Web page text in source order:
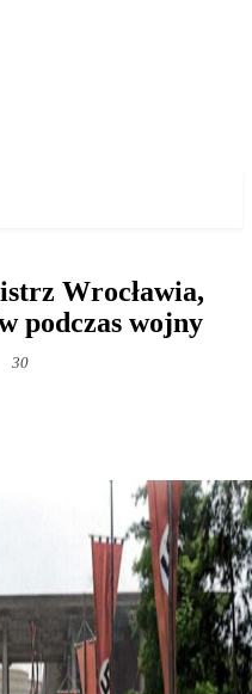
Wrocławia,
podczas wojny
30